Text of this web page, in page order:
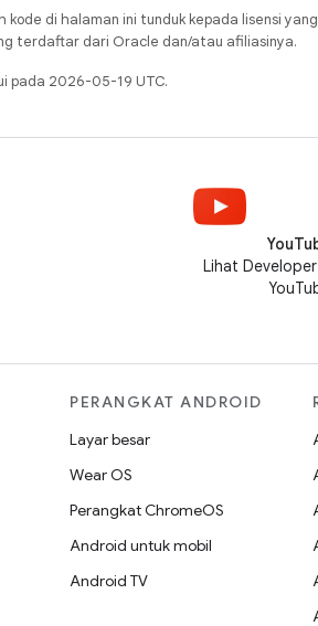
kode di halaman ini tunduk kepada lisensi
terdaftar dari Oracle dan/atau afiliasinya.
pada 2026-05-19 UTC.
Lihat
PERANGKAT ANDROID
Layar besar
Wear OS
Perangkat ChromeOS
Android untuk mobil
Android TV